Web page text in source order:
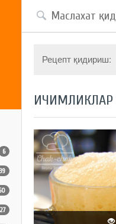
6
39
27
Рецепт қидириш:
ИЧИМЛИКЛАР